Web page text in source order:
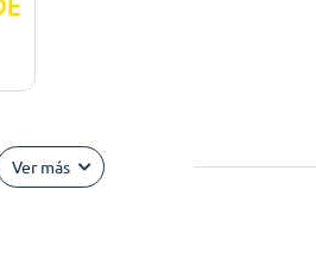
Ver más